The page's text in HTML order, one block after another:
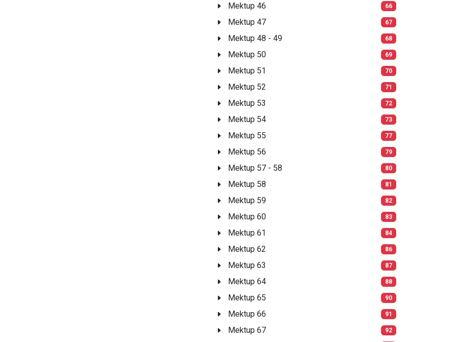
Mektup 46 66
Mektup 47 67
Mektup 48 - 49 68
Mektup 50 69
Mektup 51 70
Mektup 52 71
Mektup 53 72
Mektup 54 73
Mektup 55 77
Mektup 56 79
Mektup 57 - 58 80
Mektup 58 81
Mektup 59 82
Mektup 60 83
Mektup 61 84
Mektup 62 86
Mektup 63 87
Mektup 64 88
Mektup 65 90
Mektup 66 91
Mektup 67 92